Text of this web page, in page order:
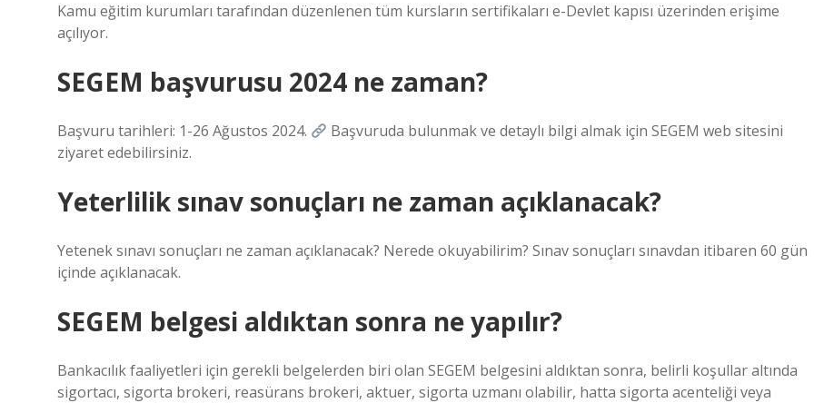
Kamu eğitim kurumları tarafından düzenlenen tüm kursların sertifikaları e-Devlet kapısı üzerinden erişime
açılıyor.
SEGEM başvurusu 2024 ne zaman?
Başvuru tarihleri: 1-26 Ağustos 2024.
Başvuruda bulunmak ve detaylı bilgi almak için SEGEM web sitesini
ziyaret edebilirsiniz.
Yeterlilik sınav sonuçları ne zaman açıklanacak?
Yetenek sınavı sonuçları ne zaman açıklanacak? Nerede okuyabilirim? Sınav sonuçları sınavdan itibaren 60 gün
içinde açıklanacak.
SEGEM belgesi aldıktan sonra ne yapılır?
Bankacılık faaliyetleri için gerekli belgelerden biri olan SEGEM belgesini aldıktan sonra, belirli koşullar altında
sigortacı, sigorta brokeri, reasürans brokeri, aktuer, sigorta uzmanı olabilir, hatta sigorta acenteliği veya